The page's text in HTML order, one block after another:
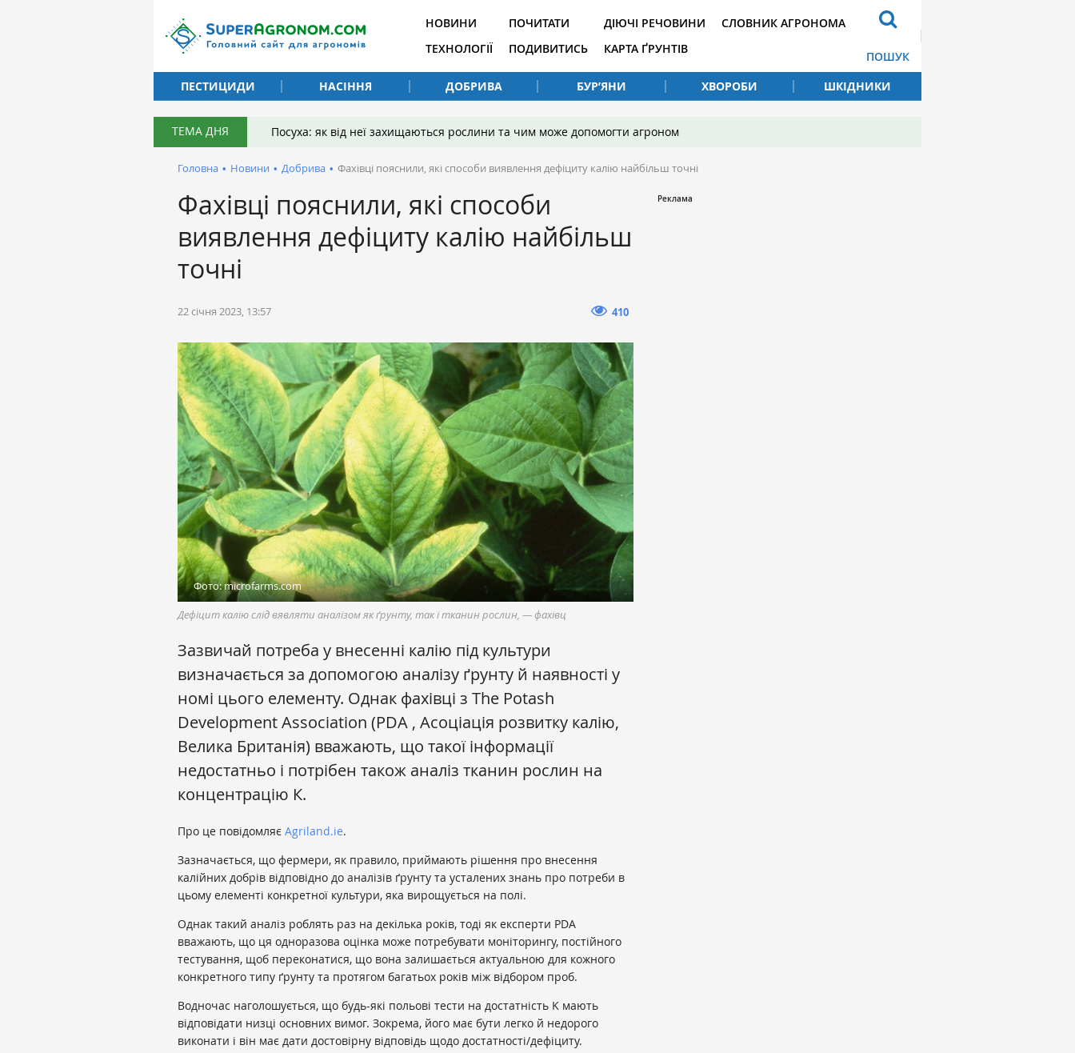
НОВИНИ
ТЕХНОЛОГІЇ
ПОЧИТАТИ
ПОДИВИТИСЬ
ДІЮЧІ РЕЧОВИНИ
КАРТА ҐРУНТІВ
СЛОВНИК АГРОНОМА
ПОШУК
ПЕСТИЦИДИ
НАСІННЯ ДОБРИВА БУР’ЯНИ ХВОРОБИ ШКІДНИКИ
ТЕМА ДНЯ Посуха: як від неї захищаються рослини та чим може допомогти агроном
Головна • Новини • Добрива • Фахівці пояснили, які способи виявлення дефіциту калію найбільш точні
Фахівці пояснили, які способи
виявлення дефіциту калію найбільш
точні
22 січня 2023, 13:57 410
Фото: microfarms.com
Дефіцит калію слід вявляти аналізом як ґрунту, так і тканин рослин, — фахівц
Зазвичай потреба у внесенні калію під культури
визначається за допомогою аналізу ґрунту й наявності у
номі цього елементу. Однак фахівці з The Potash
Development Association (PDA , Асоціація розвитку калію,
Велика Британія) вважають, що такої інформації
недостатньо і потрібен також аналіз тканин рослин на
концентрацію К.
Про це повідомляє Agriland.ie.
Зазначається, що фермери, як правило, приймають рішення про внесення
калійних добрів відповідно до аналізів ґрунту та усталених знань про потреби в
цьому елементі конкретної культури, яка вирощується на полі.
Однак такий аналіз роблять раз на декілька років, тоді як експерти PDA
вважають, що ця одноразова оцінка може потребувати моніторингу, постійного
тестування, щоб переконатися, що вона залишається актуальною для кожного
конкретного типу ґрунту та протягом багатьох років між відбором проб.
Водночас наголошується, що будь-які польові тести на достатність K мають
відповідати низці основних вимог. Зокрема, його має бути легко й недорого
виконати і він має дати достовірну відповідь щодо достатності/дефіциту.